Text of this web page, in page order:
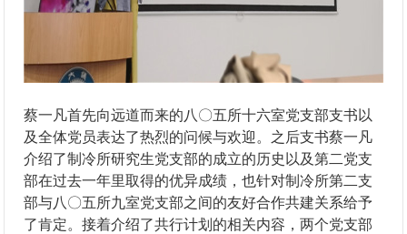
蔡一凡首先向远道而来的八〇五所十六室党支部支书以
及全体党员表达了热烈的问候与欢迎。之后支书蔡一凡
介绍了制冷所研究生党支部的成立的历史以及第二党支
部在过去一年里取得的优异成绩，也针对制冷所第二支
部与八〇五所九室党支部之间的友好合作共建关系给予
了肯定。接着介绍了共行计划的相关内容，两个党支部